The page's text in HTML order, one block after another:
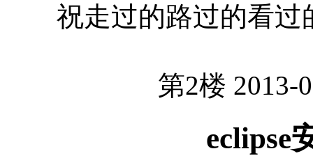
祝走过的路过的看
第2楼 2013-
eclipse